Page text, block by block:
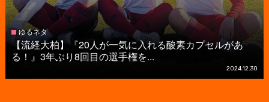
ゆるネタ
【流経大柏】『20人が一気に入れる酸素カプセルがあ
る！』3年ぶり8回目の選手権を...
2024.12.30